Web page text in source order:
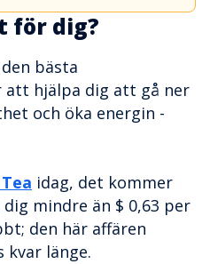
för dig?
bästa
hjälpa dig att gå ner
och öka energin -
idag, det kommer
mindre än $ 0,63 per
den här affären
länge.